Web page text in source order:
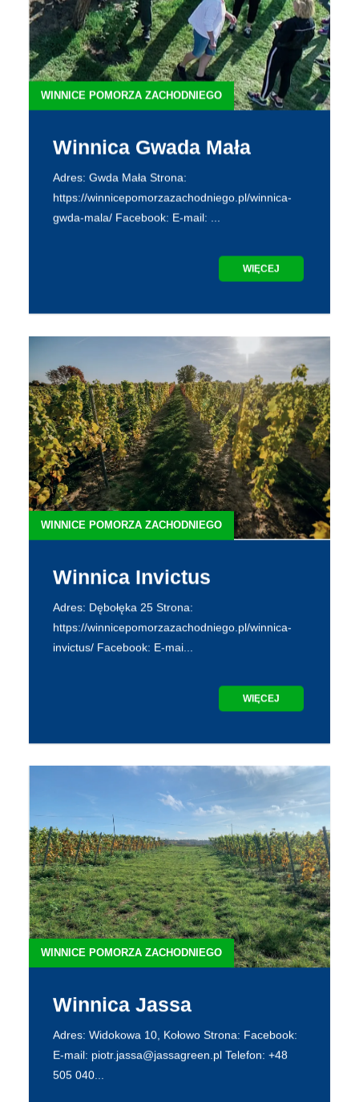
WINNICE POMORZA ZACHODNIEGO
Winnica Gwada Mała
Adres: Gwda Mała Strona:
https://winnicepomorzazachodniego.pl/winnica-
gwda-mala/ Facebook: E-mail: ...
WIĘCEJ
WINNICE POMORZA ZACHODNIEGO
Winnica Invictus
Adres: Dębołęka 25 Strona:
https://winnicepomorzazachodniego.pl/winnica-
invictus/ Facebook: E-mai...
WIĘCEJ
WINNICE POMORZA ZACHODNIEGO
Winnica Jassa
Adres: Widokowa 10, Kołowo Strona: Facebook:
E-mail: piotr.jassa@jassagreen.pl Telefon: +48
505 040...